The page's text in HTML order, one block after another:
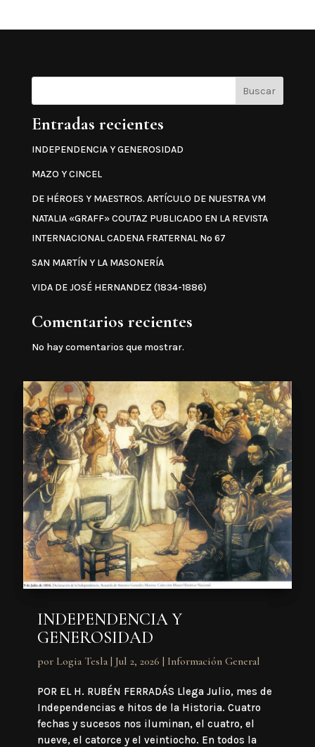
Buscar
Entradas recientes
INDEPENDENCIA Y GENEROSIDAD
MAZO Y CINCEL
DE HÉROES Y MAESTROS. ARTÍCULO DE NUESTRA VM
NATALIA «GRAFF» COUTAZ PUBLICADO EN LA REVISTA
INTERNACIONAL CADENA FRATERNAL Nº 67
SAN MARTÍN Y LA MASONERÍA
VIDA DE JOSÉ HERNANDEZ (1834-1886)
Comentarios recientes
No hay comentarios que mostrar.
INDEPENDENCIA Y
GENEROSIDAD
por Logia Tesla| Jul 2, 2026 | Información General
POR EL H. RUBÉN FERRADÁS Llega Julio, mes de
Independencias e hitos de la Historia. Cuatro
fechas y sucesos nos iluminan, el cuatro, el
nueve, el catorce y el veintiocho. En todos la